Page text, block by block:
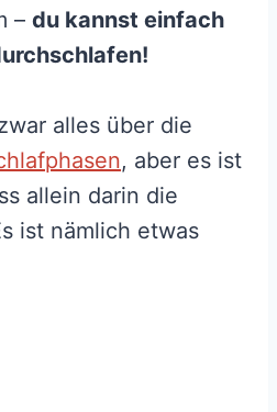
– du kannst einfach
alles über die
, aber es ist
allein darin die
ist nämlich etwas